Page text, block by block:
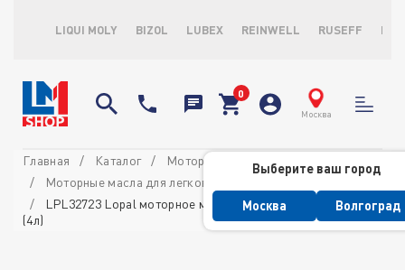
LIQUI MOLY BIZOL LUBEX REINWELL RUSEFF
Москва
Выберите ваш город
Москва Волгоград
Главная Каталог
Моторные масла
Моторные масла для легковых автомобилей
LPL32723 Lopal моторное масло SONIC 9000 SN 5W-40
(4л)